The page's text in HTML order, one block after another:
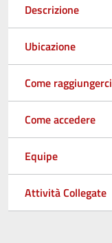
Descrizione
Ubicazione
Come raggiungerci
Come accedere
Equipe
Attività Collegate